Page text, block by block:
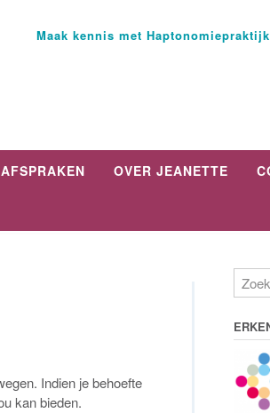
Maak kennis met
OVER JEANETTE
Indien je behoefte
kan bieden.